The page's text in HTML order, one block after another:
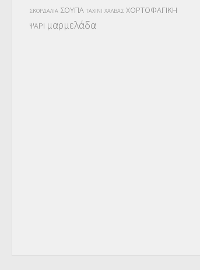
ΣΚΟΡΔΑΛΙΑ ΣΟΥΠΑ ΤΑΧΙΝΙ ΧΑΛΒΑΣ ΧΟΡΤΟΦΑΓΙΚΗ
ΨΑΡΙ μαρμελάδα